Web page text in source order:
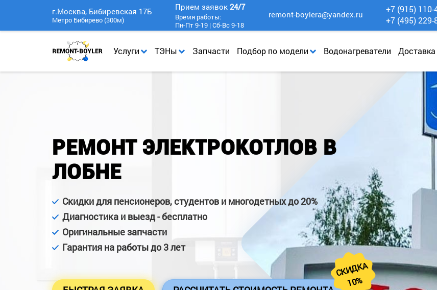
Услуги ТЭНы Запчасти Подбор по модели Водонагреватели
г.Москва, Бибиревская 17Б
Метро Бибирево (300м)
Прием заявок 24/7
Время работы:
Пн-Пт 9-19 | Сб-Вс 9-18
remont-boylera@yandex.ru
+7 (915) 110-
+7 (495) 229-
РЕМОНТ ЭЛЕКТРОКОТЛОВ В
ЛОБНЕ
Скидки для пенсионеров, студентов и многодетных до 20%
Диагностика и выезд - бесплатно
Оригинальные запчасти
Гарантия на работы до 3 лет
СКИДКА
10%